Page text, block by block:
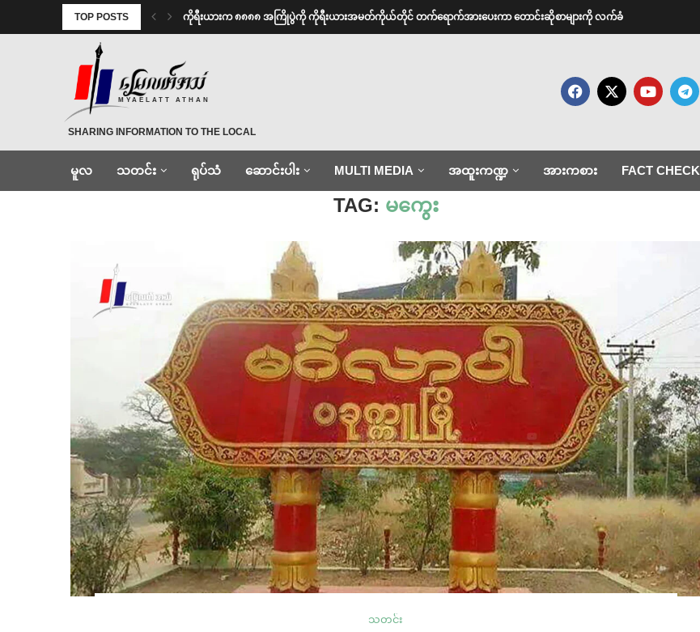
TOP POSTS ကိုရီးယားက ၈၈၈၈ အကြိုပွဲကို ကိုရီးယားအမတ်ကိုယ်တိုင် တက်ရောက်အားပေးကာ တောင်းဆိုစာများကို လက်ခံ
MYAELATT ATHAN
SHARING INFORMATION TO THE LOCAL
မူလ သတင်း ရုပ်သံ ဆောင်းပါး MULTI MEDIA အထူးကဏ္ဍ အားကစား FACT CHECK
Home ‌မကွေး
TAG: ‌မကွေး
သတင်း